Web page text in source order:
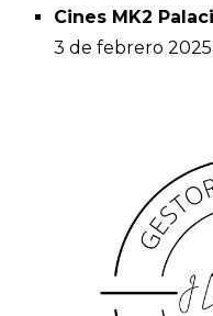
Cines MK2
3 defebrero